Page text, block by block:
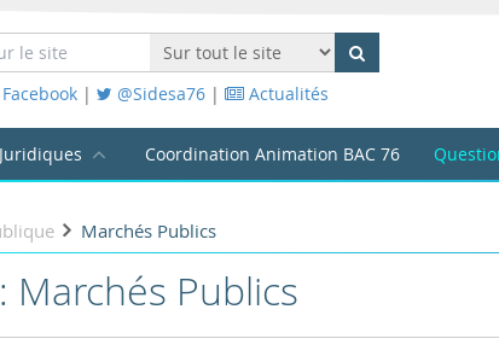
Facebook | @Sidesa76 | Actualités
Coordination Animation BAC 76
Marchés Publics
Marchés Publics